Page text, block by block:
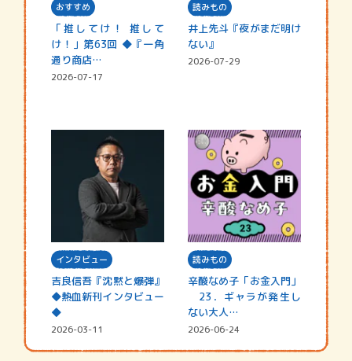
おすすめ
「推してけ！ 推して
け！」第63回 ◆『一角
通り商店…
2026-07-17
読みもの
井上先斗『夜がまだ明け
ない』
2026-07-29
インタビュー
吉良信吾『沈黙と爆弾』
◆熱血新刊インタビュー
◆
2026-03-11
読みもの
辛酸なめ子「お金入門」
23．ギャラが発生し
ない大人…
2026-06-24